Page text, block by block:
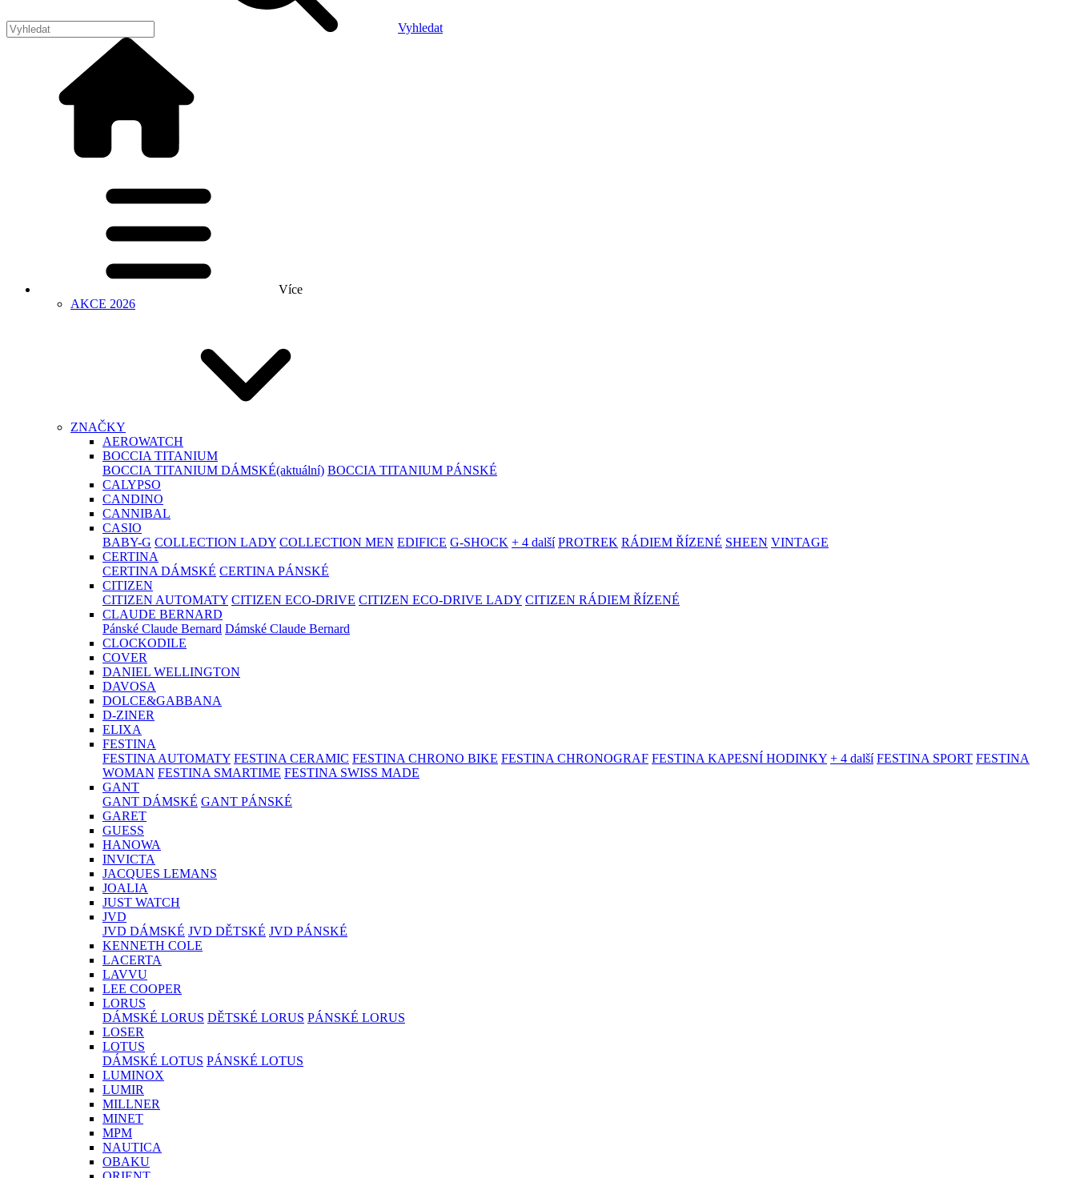
Vyhledat
Více
AKCE 2026
ZNAČKY
AEROWATCH
BOCCIA TITANIUM
BOCCIA TITANIUM DÁMSKÉ(aktuální) BOCCIA TITANIUM PÁNSKÉ
CALYPSO
CANDINO
CANNIBAL
CASIO
BABY-G COLLECTION LADY COLLECTION MEN EDIFICE G-SHOCK + 4 další PROTREK RÁDIEM ŘÍZENÉ SHEEN VINTAGE
CERTINA
CERTINA DÁMSKÉ CERTINA PÁNSKÉ
CITIZEN
CITIZEN AUTOMATY CITIZEN ECO-DRIVE CITIZEN ECO-DRIVE LADY CITIZEN RÁDIEM ŘÍZENÉ
CLAUDE BERNARD
Pánské Claude Bernard Dámské Claude Bernard
CLOCKODILE
COVER
DANIEL WELLINGTON
DAVOSA
DOLCE&GABBANA
D-ZINER
ELIXA
FESTINA
FESTINA AUTOMATY FESTINA CERAMIC FESTINA CHRONO BIKE FESTINA CHRONOGRAF FESTINA KAPESNÍ HODINKY + 4 další FESTINA SPORT FESTINA
WOMAN FESTINA SMARTIME FESTINA SWISS MADE
GANT
GANT DÁMSKÉ GANT PÁNSKÉ
GARET
GUESS
HANOWA
INVICTA
JACQUES LEMANS
JOALIA
JUST WATCH
JVD
JVD DÁMSKÉ JVD DĚTSKÉ JVD PÁNSKÉ
KENNETH COLE
LACERTA
LAVVU
LEE COOPER
LORUS
DÁMSKÉ LORUS DĚTSKÉ LORUS PÁNSKÉ LORUS
LOSER
LOTUS
DÁMSKÉ LOTUS PÁNSKÉ LOTUS
LUMINOX
LUMIR
MILLNER
MINET
MPM
NAUTICA
OBAKU